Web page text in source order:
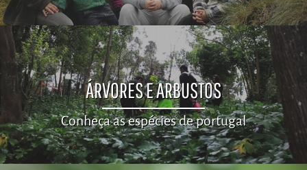
ÁRVORES E ARBUSTOS
Conheça as espécies de portugal